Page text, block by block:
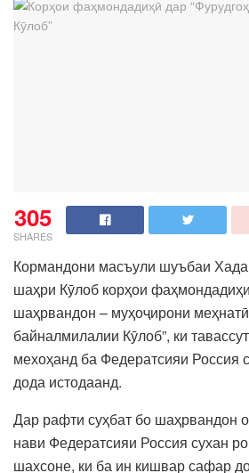
305
SHARES
Кормандони масъули шуъбаи
шаҳри Кӯлоб корҳои
шаҳрвандон – муҳоҷирони
байналмилалии Кӯлоб”, ки
мехоҳанд ба Федератсияи Россия
дода истодаанд.
Дар рафти суҳбат бо шаҳрвандон
нави Федератсияи Россия сухан
шахсоне, ки ба ин кишвар сафар